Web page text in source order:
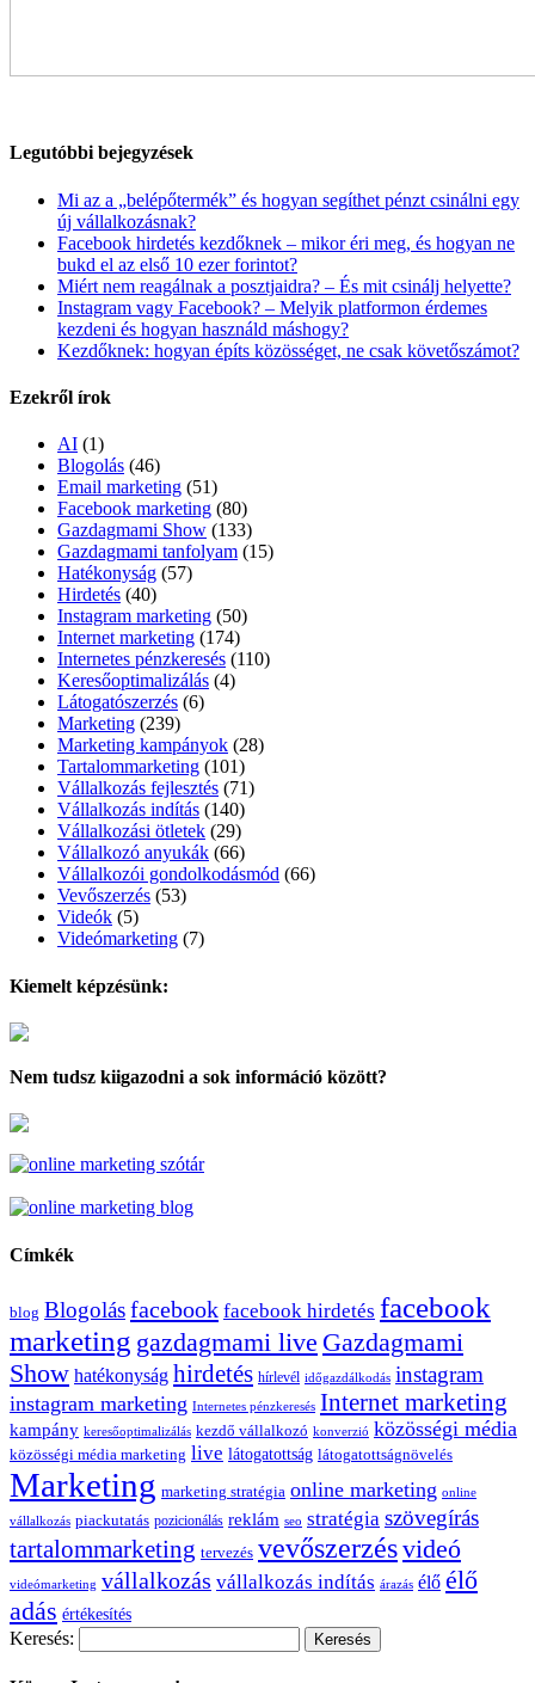
Legutóbbi bejegyzések
Mi az a „belépőtermék” és hogyan segíthet pénzt csinálni egy
új vállalkozásnak?
Facebook hirdetés kezdőknek – mikor éri meg, és hogyan ne
bukd el az első 10 ezer forintot?
Miért nem reagálnak a posztjaidra? – És mit csinálj helyette?
Instagram vagy Facebook? – Melyik platformon érdemes
kezdeni és hogyan használd máshogy?
Kezdőknek: hogyan építs közösséget, ne csak követőszámot?
Ezekről írok
AI (1)
Blogolás (46)
Email marketing (51)
Facebook marketing (80)
Gazdagmami Show (133)
Gazdagmami tanfolyam (15)
Hatékonyság (57)
Hirdetés (40)
Instagram marketing (50)
Internet marketing (174)
Internetes pénzkeresés (110)
Keresőoptimalizálás (4)
Látogatószerzés (6)
Marketing (239)
Marketing kampányok (28)
Tartalommarketing (101)
Vállalkozás fejlesztés (71)
Vállalkozás indítás (140)
Vállalkozási ötletek (29)
Vállalkozó anyukák (66)
Vállalkozói gondolkodásmód (66)
Vevőszerzés (53)
Videók (5)
Videómarketing (7)
Kiemelt képzésünk:
Nem tudsz kiigazodni a sok információ között?
Címkék
blog Blogolásfacebook facebook hirdetés facebook
marketing gazdagmami live Gazdagmami
Show hatékonyság hirdetés hírlevél időgazdálkodás instagram
instagram marketing Internetes pénzkeresés Internet marketing
kampány keresőoptimalizálás kezdő vállalkozó konverzió közösségi média
közösségi média marketing live látogatottság látogatottságnövelés
Marketing marketing stratégia online marketing online
vállalkozás piackutatás pozicionálás reklám seo stratégia szövegírás
tartalommarketing tervezés vevőszerzésvideó
videómarketing vállalkozás vállalkozás indítás árazás élő élő
adás értékesítés
Keresés: